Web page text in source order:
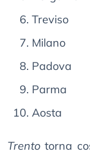
Treviso
Milano
Padova
Parma
Aosta
Trento torna